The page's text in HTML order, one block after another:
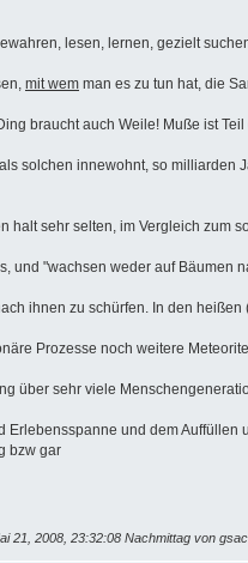
lesen, lernen, gezielt
mit wem man es zu tun hat, die
braucht auch Weile! Muße ist
solchen innewohnt, so milliarden
halt sehr selten, im Vergleich zum
und "wachsen weder auf Bäumen
ihnen zu schürfen. In den heißen
Prozesse noch weitere
über sehr viele
Erlebensspanne und dem Auffüllen
bzw gar
21, 2008, 23:32:08 Nachmittag von gsac